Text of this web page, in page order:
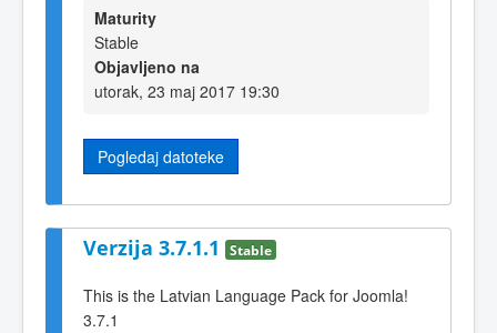
Maturity
Stable
Objavljeno na
utorak, 23 maj 2017 19:30
Pogledaj datoteke
Verzija 3.7.1.1 Stable
This is the Latvian Language Pack for Joomla!
3.7.1